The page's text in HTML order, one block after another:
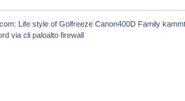
Life style of Golfreeze Canon400D Family
via cli paloalto firewall